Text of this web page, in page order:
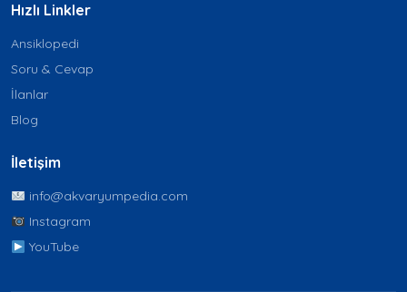
Hızlı Linkler
Ansiklopedi
Soru & Cevap
İlanlar
Blog
İletişim
info@akvaryumpedia.com
Instagram
YouTube